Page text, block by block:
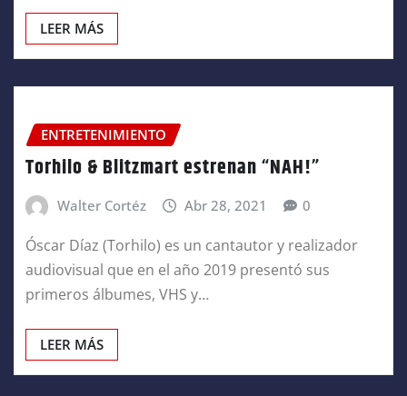
LEER MÁS
ENTRETENIMIENTO
Torhilo & Blitzmart estrenan “NAH!”
Walter Cortéz Abr 28, 2021 0
Óscar Díaz (Torhilo) es un cantautor y realizador
audiovisual que en el año 2019 presentó sus
primeros álbumes, VHS y…
LEER MÁS